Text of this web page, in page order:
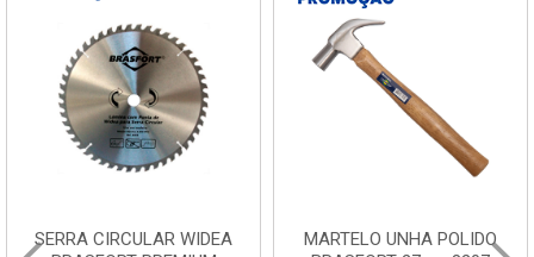
SERRA CIRCULAR WIDEA
MARTELO UNHA POLIDO